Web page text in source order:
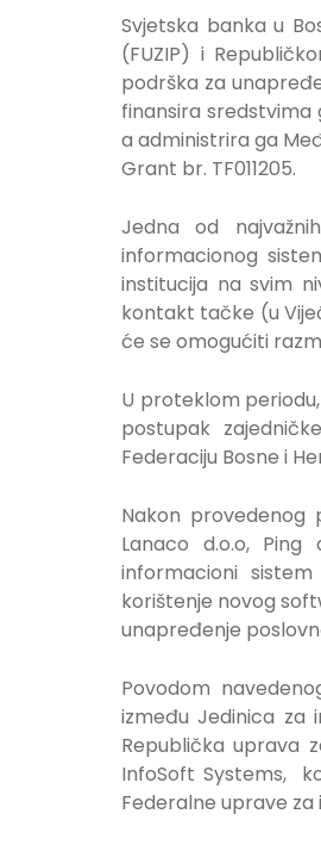
Svjetska banka u
(FUZIP) i
podrška za
finansira sredstvima
a administrira ga
Grant br. TF011205.
Jedna od
informacionog
institucija na svim
kontakt tačke (u
će se omogućiti
U proteklom
postupak
Federaciju Bosne i
Nakon
Lanaco d.o.o,
informacioni
korištenje novog
unapređenje
Povodom
između Jedinica za
Republička uprava
InfoSoft Systems,
Federalne uprave za